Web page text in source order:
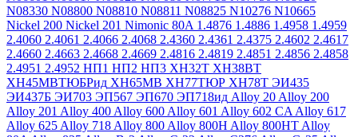
N08330 N08800 N08810 N08811 N08825 N10276 N10665
Nickel 200 Nickel 201 Nimonic 80A 1.4876 1.4886 1.4958 1.4959
2.4060 2.4061 2.4066 2.4068 2.4360 2.4361 2.4375 2.4602 2.4617
2.4660 2.4663 2.4668 2.4669 2.4816 2.4819 2.4851 2.4856 2.4858
2.4951 2.4952 НП1 НП2 НП3 ХН32Т ХН38ВТ
ХН45МВТЮБРид ХН65МВ ХН77ТЮР ХН78Т ЭИ435
ЭИ437Б ЭИ703 ЭП567 ЭП670 ЭП718ид Alloy 20 Alloy 200
Alloy 201 Alloy 400 Alloy 600 Alloy 601 Alloy 602 CA Alloy 617
Alloy 625 Alloy 718 Alloy 800 Alloy 800H Alloy 800HT Alloy